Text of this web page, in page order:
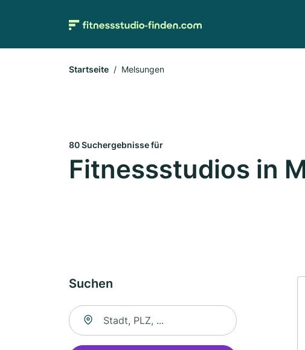
Startseite Melsungen
80 Suchergebnisse für
Fitnessstudios in
Suchen
Suche nach Ort